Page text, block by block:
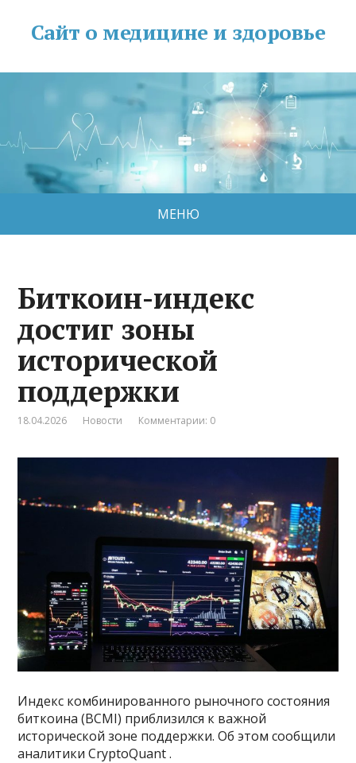
Сайт о медицине и здоровье
МЕНЮ
Биткоин-индекс
достиг зоны
исторической
поддержки
18.04.2026 Новости Комментарии: 0
Индекс комбинированного рыночного состояния
биткоина (BCMI) приблизился к важной
исторической зоне поддержки. Об этом сообщили
аналитики CryptoQuant .